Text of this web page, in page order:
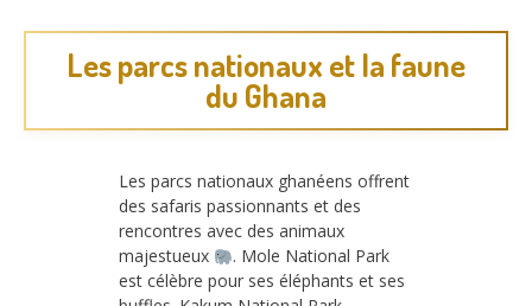
Les parcs nationaux et la faune
du Ghana
Les parcs nationaux ghanéens offrent
des safaris passionnants et des
rencontres avec des animaux
majestueux
. Mole National Park
est célèbre pour ses éléphants et ses